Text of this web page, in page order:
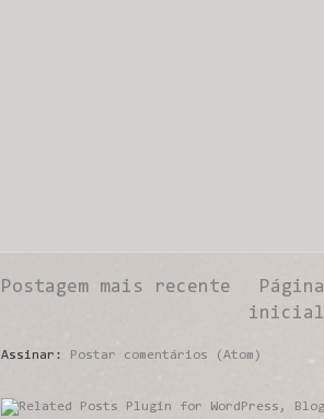
Postagem mais recente
Página
inicial
Assinar: Postar comentários (Atom)